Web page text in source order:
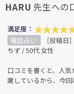
HARU 先生への
満足度：
電話占い
［投稿日
ちず / 50代 女性
口コミを書くと、人
謝しているから、今